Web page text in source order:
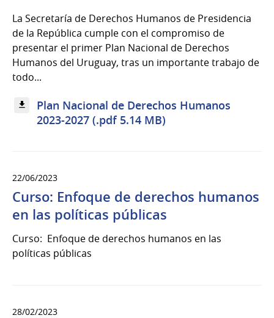
La Secretaría de Derechos Humanos de Presidencia
de la República cumple con el compromiso de
presentar el primer Plan Nacional de Derechos
Humanos del Uruguay, tras un importante trabajo de
todo...
Plan Nacional de Derechos Humanos
2023-2027 (.pdf 5.14 MB)
22/06/2023
Curso: Enfoque de derechos humanos
en las políticas públicas
Curso: Enfoque de derechos humanos en las
políticas públicas
28/02/2023